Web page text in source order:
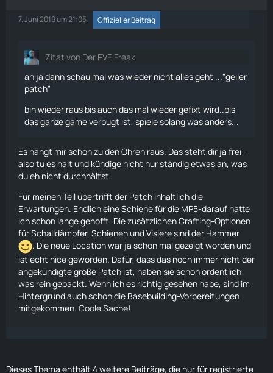
7. Juni 2019 um 21:05 Offizieller Beitrag
Zitat von Der PVE Freak
ah ja dann schau mal was wieder nicht alles geht ..."geiler
patch"
bin wieder raus bis auch das mal wieder gefixt wird..bis
das ganze game verbugt ist, spiele solang was anders.,.
Es hängt mir schon zu den Ohren raus. Das steht dir ja frei -
also tu es halt und kündige nicht nur ständig etwas an, was
du eh nicht durchhältst.
Für meinen Teil übertrifft der Patch inhaltlich die
Erwartungen. Endlich eine Schiene für die MP5-darauf hatte
ich schon lange gehofft. Die zusätzlichen Crafting-Optionen
für Schalldämpfer, Schienen und Visiere sind der Hammer
. Die neue Location war ja schon mal gezeigt worden und
ist echt nice geworden. Dafür, dass das noch immer nicht der
angekündigte große Patch ist, haben sie schon ordentlich
was rein gepackt. Wenn ich es richtig gesehen habe, sind im
Hintergrund auch schon die Basebuilding-Vorbereitungen
mitgekommen. Coole Sache!
Dieses Thema enthält 4 weitere Beiträge, die nur für registrierte